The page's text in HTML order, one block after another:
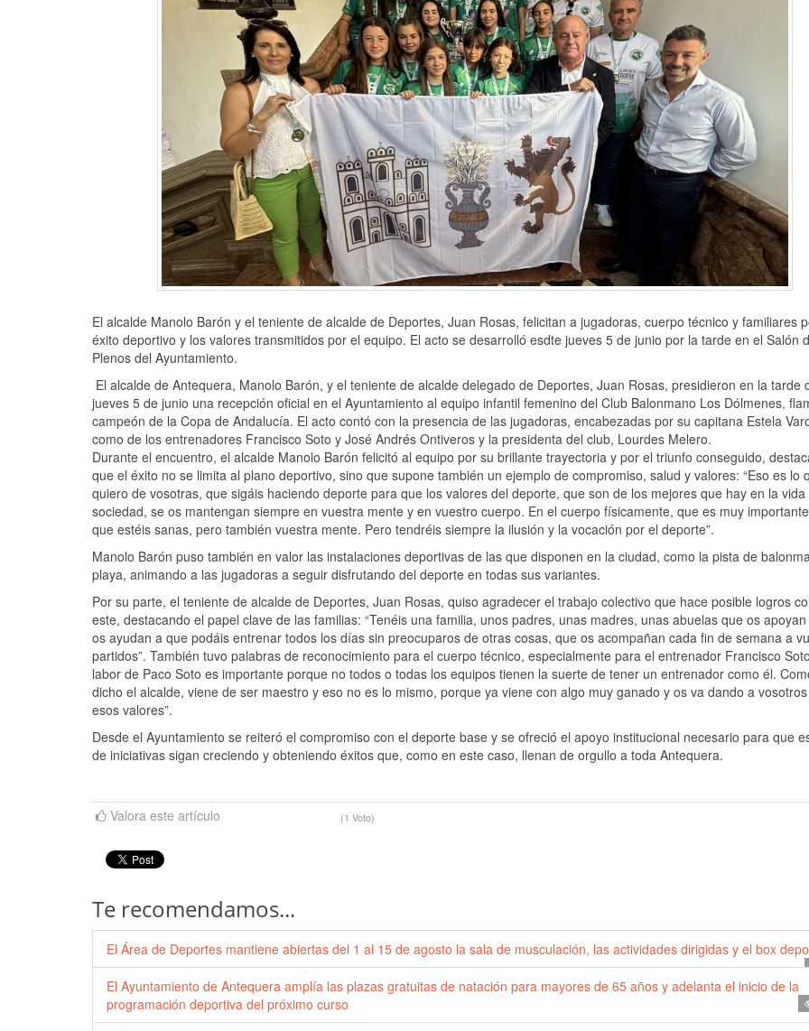
El alcalde Manolo Barón y el teniente de alcalde de Deportes, Juan Rosas, felicitan a jugadoras, cuerpo técnico y familiares
éxito deportivo y los valores transmitidos por el equipo. El acto se desarrolló esdte jueves 5 de junio por la tarde en el Salón
Plenos del Ayuntamiento.
El alcalde de Antequera, Manolo Barón, y el teniente de alcalde delegado de Deportes, Juan Rosas, presidieron en la tarde
jueves 5 de junio una recepción oficial en el Ayuntamiento al equipo infantil femenino del Club Balonmano Los Dólmenes,
campeón de la Copa de Andalucía. El acto contó con la presencia de las jugadoras, encabezadas por su capitana Estela
como de los entrenadores Francisco Soto y José Andrés Ontiveros y la presidenta del club, Lourdes Melero.
Durante el encuentro, el alcalde Manolo Barón felicitó al equipo por su brillante trayectoria y por el triunfo conseguido,
que el éxito no se limita al plano deportivo, sino que supone también un ejemplo de compromiso, salud y valores: “Eso es lo
quiero de vosotras, que sigáis haciendo deporte para que los valores del deporte, que son de los mejores que hay en la vida
sociedad, se os mantengan siempre en vuestra mente y en vuestro cuerpo. En el cuerpo físicamente, que es muy
que estéis sanas, pero también vuestra mente. Pero tendréis siempre la ilusión y la vocación por el deporte”.
Manolo Barón puso también en valor las instalaciones deportivas de las que disponen en la ciudad, como la pista de
playa, animando a las jugadoras a seguir disfrutando del deporte en todas sus variantes.
Por su parte, el teniente de alcalde de Deportes, Juan Rosas, quiso agradecer el trabajo colectivo que hace posible logros
este, destacando el papel clave de las familias: “Tenéis una familia, unos padres, unas madres, unas abuelas que os
os ayudan a que podáis entrenar todos los días sin preocuparos de otras cosas, que os acompañan cada fin de semana a
partidos”. También tuvo palabras de reconocimiento para el cuerpo técnico, especialmente para el entrenador Francisco
labor de Paco Soto es importante porque no todos o todas los equipos tienen la suerte de tener un entrenador como él.
dicho el alcalde, viene de ser maestro y eso no es lo mismo, porque ya viene con algo muy ganado y os va dando a
esos valores”.
Desde el Ayuntamiento se reiteró el compromiso con el deporte base y se ofreció el apoyo institucional necesario para que
de iniciativas sigan creciendo y obteniendo éxitos que, como en este caso, llenan de orgullo a toda Antequera.
Valora este artículo (1 Voto)
Te recomendamos...
El Área de Deportes mantiene abiertas del 1 al 15 de agosto la sala de musculación, las actividades dirigidas y el box
El Ayuntamiento de Antequera amplía las plazas gratuitas de natación para mayores de 65 años y adelanta el inicio de la
programación deportiva del próximo curso